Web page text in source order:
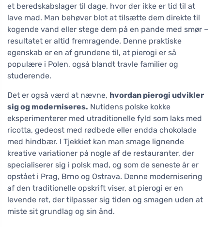
et beredskabslager til dage, hvor der ikke er tid til at
lave mad. Man behøver blot at tilsætte dem direkte til
kogende vand eller stege dem på en pande med smør –
resultatet er altid fremragende. Denne praktiske
egenskab er en af grundene til, at pierogi er så
populære i Polen, også blandt travle familier og
studerende.
Det er også værd at nævne, hvordan pierogi udvikler
sig og moderniseres. Nutidens polske kokke
eksperimenterer med utraditionelle fyld som laks med
ricotta, gedeost med rødbede eller endda chokolade
med hindbær. I Tjekkiet kan man smage lignende
kreative variationer på nogle af de restauranter, der
specialiserer sig i polsk mad, og som de seneste år er
opstået i Prag, Brno og Ostrava. Denne modernisering
af den traditionelle opskrift viser, at pierogi er en
levende ret, der tilpasser sig tiden og smagen uden at
miste sit grundlag og sin ånd.